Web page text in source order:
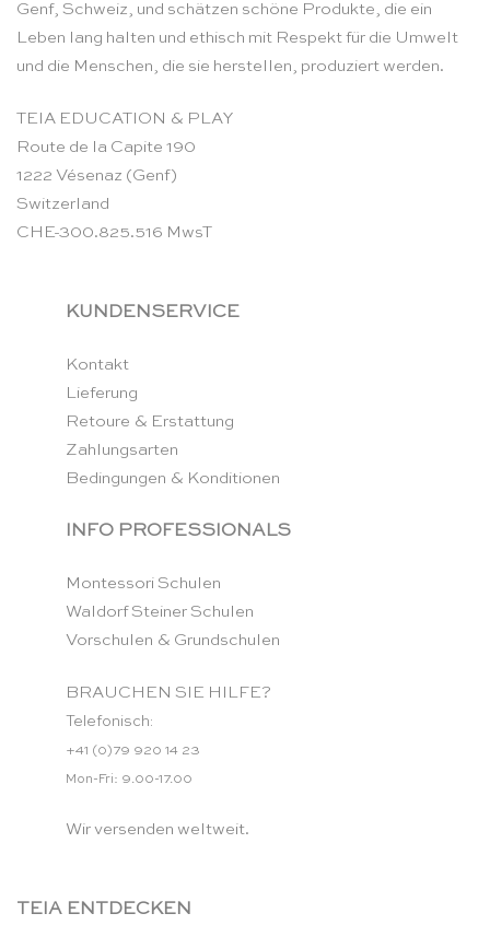
Genf, Schweiz, und schätzen schöne Produkte, die ein
Leben lang halten und ethisch mit Respekt für die Umwelt
und die Menschen, die sie herstellen, produziert werden.
TEIA EDUCATION & PLAY
Route de la Capite 190
1222 Vésenaz (Genf)
Switzerland
CHE-300.825.516 MwsT
KUNDENSERVICE
Kontakt
Lieferung
Retoure & Erstattung
Zahlungsarten
Bedingungen & Konditionen
INFO PROFESSIONALS
Montessori Schulen
Waldorf Steiner Schulen
Vorschulen & Grundschulen
BRAUCHEN SIE HILFE?
Telefonisch:
+41 (0)79 920 14 23
Mon-Fri: 9.00-17.00
Wir versenden weltweit.
TEIA ENTDECKEN